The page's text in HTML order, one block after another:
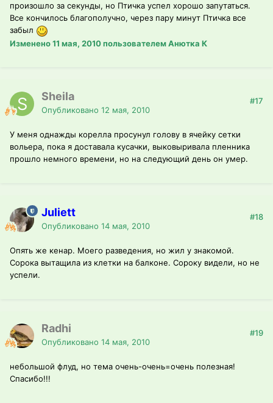
произошло за секунды, но Птичка успел хорошо запутаться.
Все кончилось благополучно, через пару минут Птичка все
забыл
Изменено11 мая, 2010пользователем Анютка К
Sheila
Опубликовано 12 мая, 2010
#17
У меня однажды корелла просунул голову в ячейку сетки
вольера, пока я доставала кусачки, выковыривала пленника
прошло немного времени, но на следующий день он умер.
Juliett
Опубликовано 14 мая, 2010
#18
Опять же кенар. Моего разведения, но жил у знакомой.
Сорока вытащила из клетки на балконе. Сороку видели, но не
успели.
Radhi
Опубликовано 14 мая, 2010
#19
небольшой флуд, но тема очень-очень=очень полезная!
Спасибо!!!